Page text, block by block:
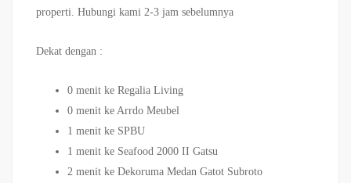
properti. Hubungi kami 2-3 jam sebelumnya
Dekat dengan :
0 menit ke Regalia Living
0 menit ke Arrdo Meubel
1 menit ke SPBU
1 menit ke Seafood 2000 II Gatsu
2 menit ke Dekoruma Medan Gatot Subroto